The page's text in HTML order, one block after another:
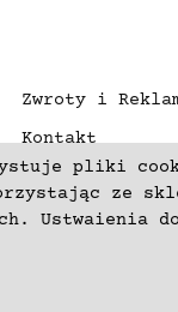
pliki
ze
Ustwaienia
Zwroty i
Kontakt
O nas
Wszelkie